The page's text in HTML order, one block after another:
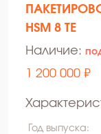
HSM 8 TE
Наличие:
1 200 000 ₽
Год выпуска: